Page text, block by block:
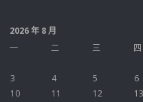
2026 年 8 月
一
二 三 四
3
4 5 6
10
11 12 13